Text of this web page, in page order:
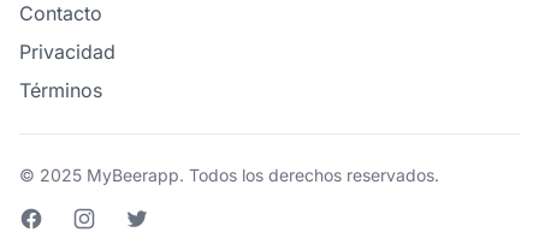
Contacto
Privacidad
Términos
© 2025 MyBeerapp. Todos los derechos reservados.